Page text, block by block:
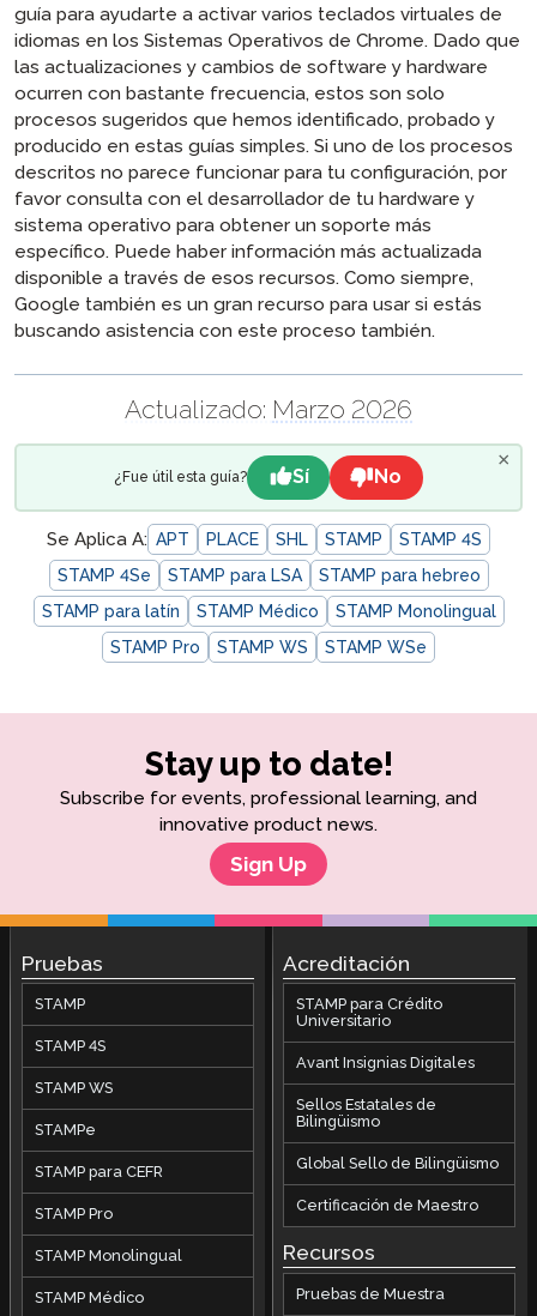
guía para ayudarte a activar varios teclados virtuales de
idiomas en los Sistemas Operativos de Chrome. Dado que
las actualizaciones y cambios de software y hardware
ocurren con bastante frecuencia, estos son solo
procesos sugeridos que hemos identificado, probado y
producido en estas guías simples. Si uno de los procesos
descritos no parece funcionar para tu configuración, por
favor consulta con el desarrollador de tu hardware y
sistema operativo para obtener un soporte más
específico. Puede haber información más actualizada
disponible a través de esos recursos. Como siempre,
Google también es un gran recurso para usar si estás
buscando asistencia con este proceso también.
Actualizado: Marzo 2026
¿Fue útil esta guía? Sí No
×
Se Aplica A: APT PLACE SHL STAMP
STAMP 4S
STAMP 4Se
STAMP para LSA
STAMP para hebreo
STAMP para latín
STAMP Médico
STAMP Monolingual
STAMP Pro
STAMP WS STAMP WSe
Stay up to date!
Subscribe for events, professional learning, and
innovative product news.
Sign Up
Pruebas
STAMP
STAMP 4S
STAMP WS
STAMPe
STAMP para CEFR
STAMP Pro
STAMP Monolingual
STAMP Médico
Acreditación
STAMP para Crédito
Universitario
Avant Insignias Digitales
Sellos Estatales de
Bilingüismo
Global Sello de Bilingüismo
Certificación de Maestro
Recursos
Pruebas de Muestra